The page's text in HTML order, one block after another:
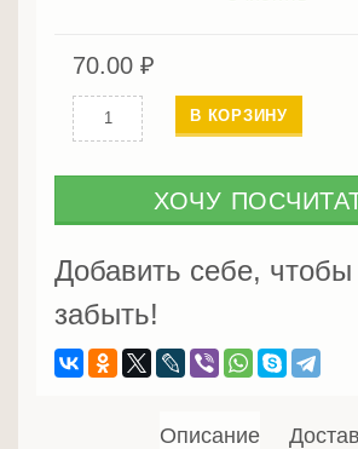
70.00 ₽
Количество
Европлинтус
В КОРЗИНУ
ХОЧУ
Добавить себе,
забыть!
Описание